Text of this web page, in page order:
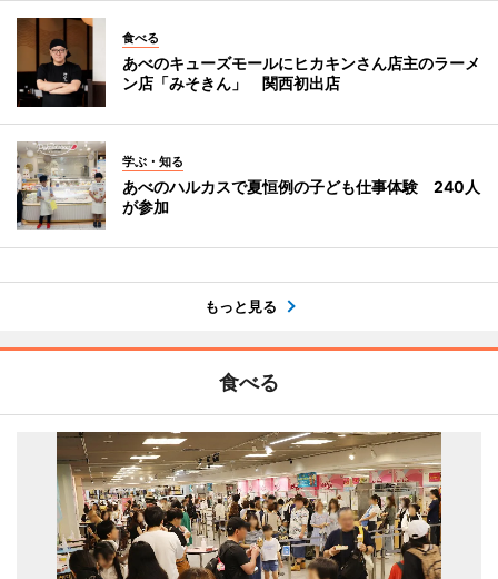
食べる
あべのキューズモールにヒカキンさん店主のラーメ
ン店「みそきん」 関西初出店
学ぶ・知る
あべのハルカスで夏恒例の子ども仕事体験 240人
が参加
もっと見る
食べる